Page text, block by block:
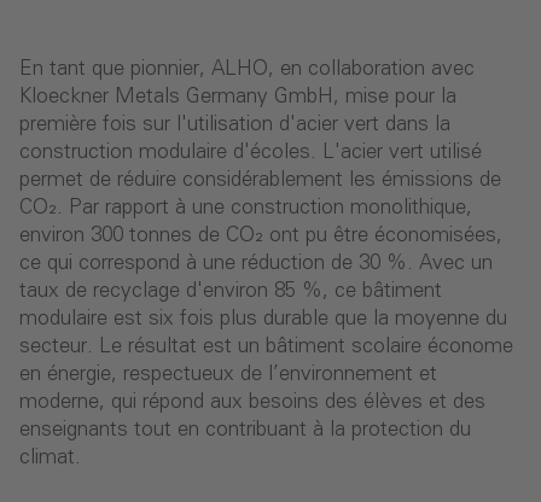
En tant que pionnier, ALHO, en collaboration avec
Kloeckner Metals Germany GmbH, mise pour la
première fois sur l'utilisation d'acier vert dans la
construction modulaire d'écoles. L'acier vert utilisé
permet de réduire considérablement les émissions de
CO₂. Par rapport à une construction monolithique,
environ 300 tonnes de CO₂ ont pu être économisées,
ce qui correspond à une réduction de 30 %. Avec un
taux de recyclage d'environ 85 %, ce bâtiment
modulaire est six fois plus durable que la moyenne du
secteur. Le résultat est un bâtiment scolaire économe
en énergie, respectueux de l’environnement et
moderne, qui répond aux besoins des élèves et des
enseignants tout en contribuant à la protection du
climat.